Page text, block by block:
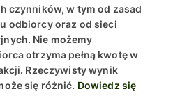
czynników, w tym od zasad
odbiorcy oraz od sieci
Nie możemy
otrzyma pełną kwotę w
Rzeczywisty wynik
się różnić. Dowiedz się